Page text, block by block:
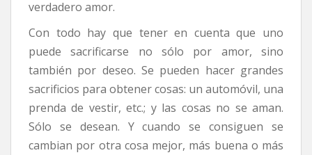
verdadero amor.
Con todo hay que tener en cuenta que uno
puede sacrificarse no sólo por amor, sino
también por deseo. Se pueden hacer grandes
sacrificios para obtener cosas: un automóvil, una
prenda de vestir, etc.; y las cosas no se aman.
Sólo se desean. Y cuando se consiguen se
cambian por otra cosa mejor, más buena o más